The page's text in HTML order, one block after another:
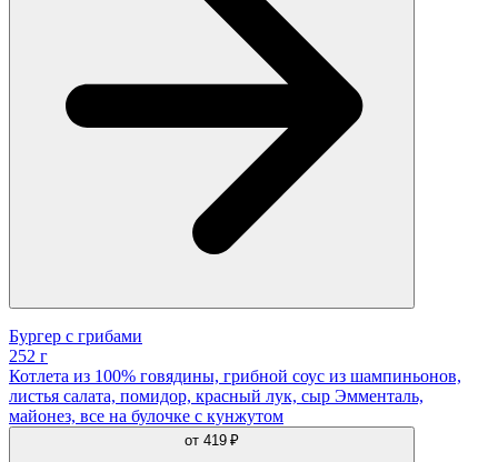
Бургер с грибами
252 г
Котлета из 100% говядины, грибной соус из шампиньонов,
листья салата, помидор, красный лук, сыр Эмменталь,
майонез, все на булочке с кунжутом
от 419 ₽